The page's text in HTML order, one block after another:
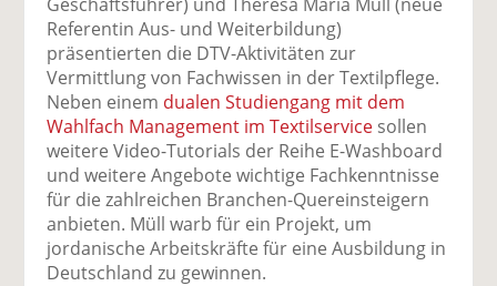
Referentin Aus- und Weiterbildung)
präsentierten die DTV-Aktivitäten zur
Vermittlung von Fachwissen in der Textilpflege.
Neben einem dualen Studiengang mit dem
Wahlfach Management im Textilservice sollen
weitere Video-Tutorials der Reihe E-Washboard
und weitere Angebote wichtige Fachkenntnisse
für die zahlreichen Branchen-Quereinsteigern
anbieten. Müll warb für ein Projekt, um
jordanische Arbeitskräfte für eine Ausbildung in
Deutschland zu gewinnen.